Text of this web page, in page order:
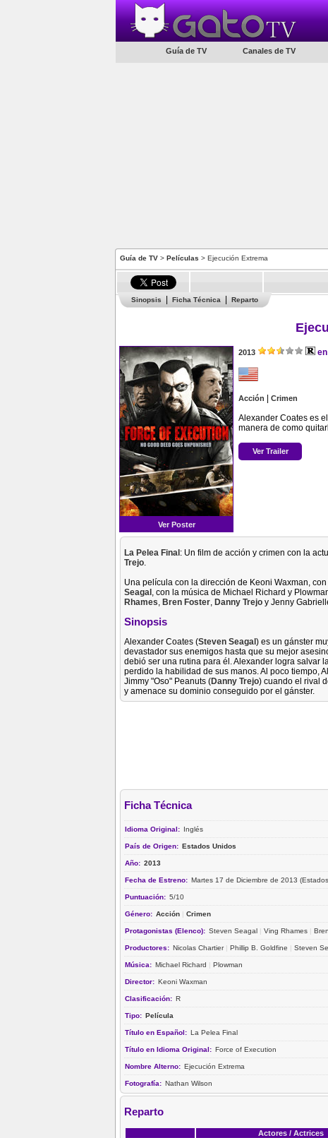
Guía de TV Canales de TV
Guía de TV > Películas > Ejecución Extrema
Sinopsis Ficha Técnica Reparto
Ver Poster
2013 en
Acción Crimen
Alexander Coates es
manera de como
Ver Trailer
La Pelea Final : Un film de acción y crimen con la
Trejo.
Una película con la dirección de Keoni Waxman,
Seagal , con la música de Michael Richard y
Rhames, Bren Foster, Danny Trejo y Jenny
Sinopsis
Alexander Coates (Steven Seagal) es un gánster
devastador sus enemigos hasta que su mejor
debió ser una rutina para él. Alexander logra salvar
perdido la habilidad de sus manos. Al poco tiempo,
Jimmy "Oso" Peanuts (Danny Trejo) cuando el rival
y amenace su dominio conseguido por el gánster.
Ficha Técnica
Idioma Original: Inglés
País de Origen: Estados Unidos
Año: 2013
Fecha de Estreno: Martes 17 de Diciembre de 2013
Puntuación: 5/10
Género: Acción | Crimen
Protagonistas (Elenco): Steven Seagal | Ving Rhames |
Productores: Nicolas Chartier| Phillip B. Goldfine | Steven
Música: Michael Richard | Plowman
Director: Keoni Waxman
Clasificación: R
Tipo: Película
Título en Español: La Pelea Final
Título en Idioma Original: Force of Execution
Nombre Alterno: Ejecución Extrema
Fotografía: Nathan Wilson
Reparto
Actores / Actrices